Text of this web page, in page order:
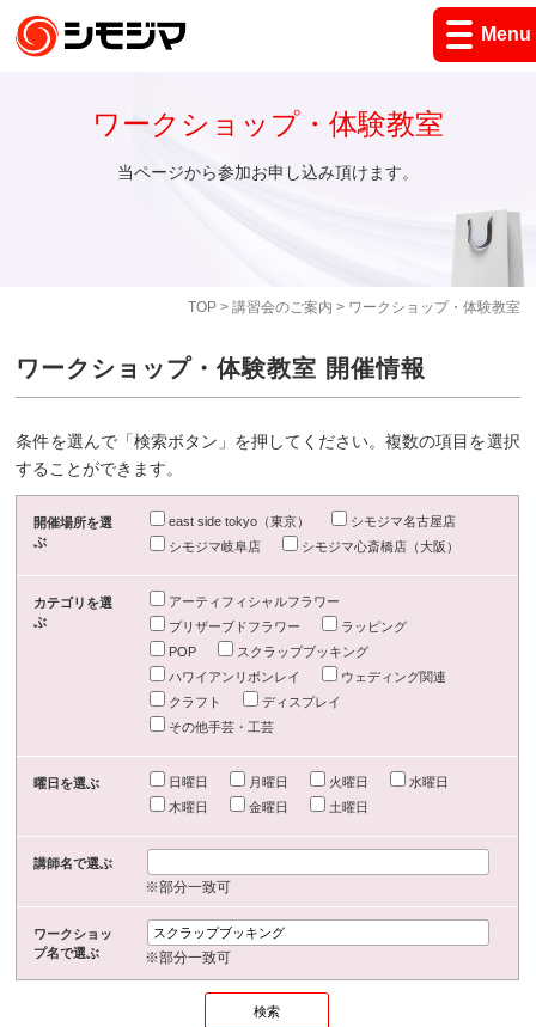
Menu
TOP> 講習会のご案内 > ワークショップ・体験教室
ワークショップ・体験教室
当ページから参加お申し込み頂けます。
ワークショップ・体験教室 開催情報
条件を選んで「検索ボタン」を押してください。複数の項目を選択
することができます。
開催場所を選
ぶ
east side tokyo（東京）
シモジマ名古屋店
シモジマ岐阜店
シモジマ心斎橋店（大阪）
カテゴリを選
ぶ
アーティフィシャルフラワー
プリザーブドフラワー
ラッピング
POP
スクラップブッキング
ハワイアンリボンレイ
ウェディング関連
クラフト
ディスプレイ
その他手芸・工芸
曜日を選ぶ 日曜日 月曜日 火曜日
水曜日
木曜日
金曜日 土曜日
講師名で選ぶ
※部分一致可
ワークショッ
プ名で選ぶ
※部分一致可